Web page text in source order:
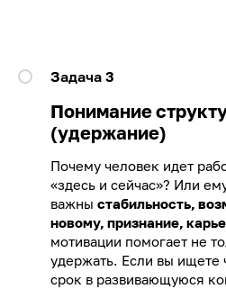
Задача 3
Понимание
(удержание)
Почему человек идет
«здесь и сейчас»? Или
важны стабильность,
новому, признание,
мотивации помогает не
удержать. Если вы ищете
срок в развивающуюся